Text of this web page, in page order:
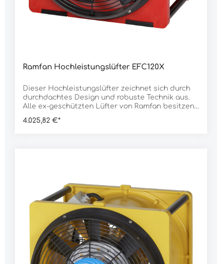
Ramfan Hochleistungslüfter EFC120X
Dieser Hochleistungslüfter zeichnet sich durch
durchdachtes Design und robuste Technik aus.
Alle ex-geschützten Lüfter von Ramfan besitzen
Kontakt zu entflammbaren Stoffen in der
dass Sie sich auf den sicheren Betrieb des ex-
geschützten Lüfters jederzeit verlassen
können.Merkmale:ATEX-zertifiziert zur sicheren
Verwendung auch in gefährlicher
Umgebungschlagfestes, hitzebeständiges,
antistatisches Lexan-Polycarbonatgehäusevier
Handgriffe an den Gehäuseecken für einfachen
Transportstapelbar, somit sehr platzsparendinkl.
Adapter für LuttenDaten:Rotor Ø: 40
4.025,82 €*